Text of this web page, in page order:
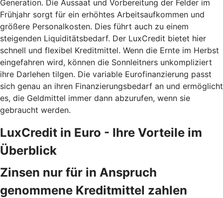
Generation. Die Aussaat und Vorbereitung der Felder im
Frühjahr sorgt für ein erhöhtes Arbeitsaufkommen und
größere Personalkosten. Dies führt auch zu einem
steigenden Liquiditätsbedarf. Der LuxCredit bietet hier
schnell und flexibel Kreditmittel. Wenn die Ernte im Herbst
eingefahren wird, können die Sonnleitners unkompliziert
ihre Darlehen tilgen. Die variable Eurofinanzierung passt
sich genau an ihren Finanzierungsbedarf an und ermöglicht
es, die Geldmittel immer dann abzurufen, wenn sie
gebraucht werden.
LuxCredit in Euro - Ihre Vorteile im
Überblick
Zinsen nur für in Anspruch
genommene Kreditmittel zahlen